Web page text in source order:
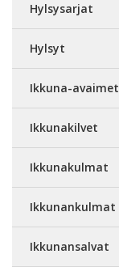
Hylsysarjat
Hylsyt
Ikkuna-avaimet
Ikkunakilvet
Ikkunakulmat
Ikkunankulmat
Ikkunansalvat